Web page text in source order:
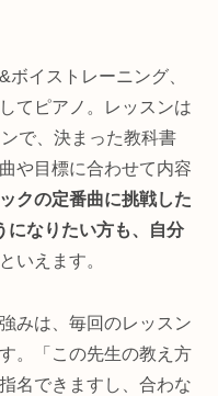
イストレーニング、
てピアノ。レッスンは
で、決まった教科書
や目標に合わせて内容
クの定番曲に挑戦した
になりたい方も、自分
といえます。
みは、毎回のレッスン
。「この先生の教え方
名できますし、合わな